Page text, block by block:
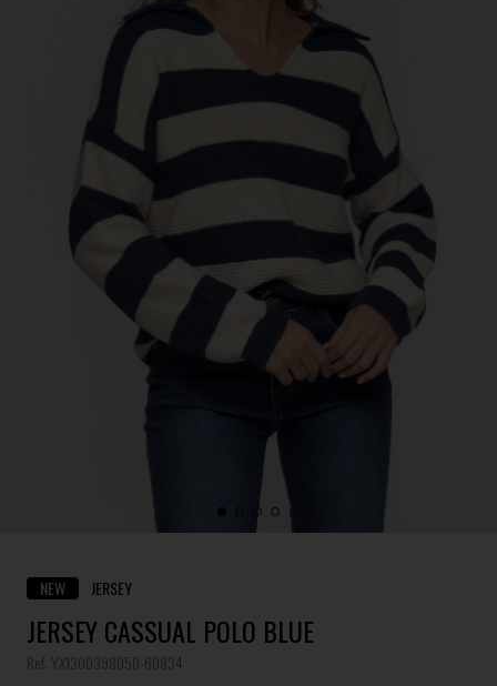
NEW JERSEY
JERSEY CASSUAL POLO BLUE
Ref. YX1300398050-60834